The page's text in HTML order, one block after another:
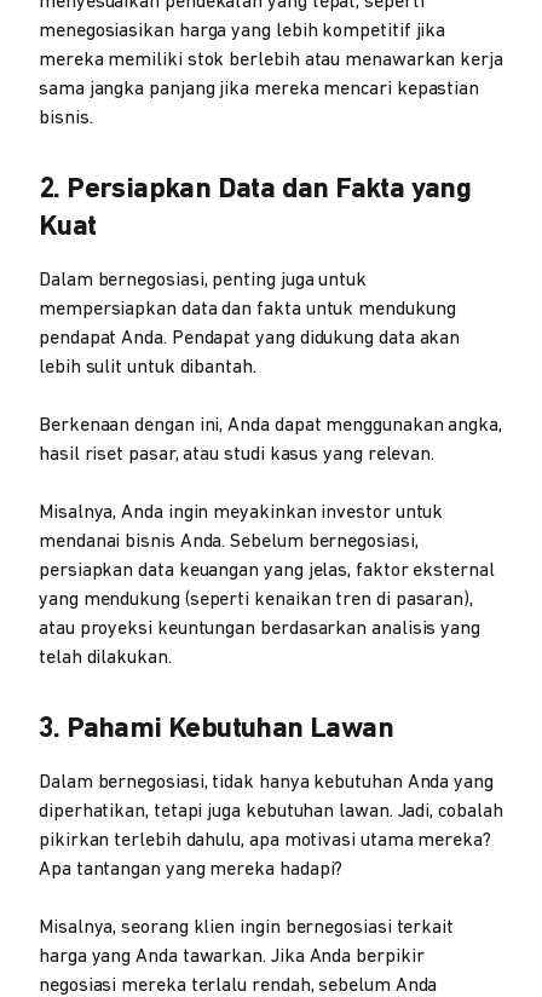
menegosiasikan harga yang lebih kompetitif jika
mereka memiliki stok berlebih atau menawarkan kerja
sama jangka panjang jika mereka mencari kepastian
bisnis.
2. Persiapkan Data dan Fakta yang
Kuat
Dalam bernegosiasi, penting juga untuk
mempersiapkan data dan fakta untuk mendukung
pendapat Anda. Pendapat yang didukung data akan
lebih sulit untuk dibantah.
Berkenaan dengan ini, Anda dapat menggunakan angka,
hasil riset pasar, atau studi kasus yang relevan.
Misalnya, Anda ingin meyakinkan investor untuk
mendanai bisnis Anda. Sebelum bernegosiasi,
persiapkan data keuangan yang jelas, faktor eksternal
yang mendukung (seperti kenaikan tren di pasaran),
atau proyeksi keuntungan berdasarkan analisis yang
telah dilakukan.
3. Pahami Kebutuhan Lawan
Dalam bernegosiasi, tidak hanya kebutuhan Anda yang
diperhatikan, tetapi juga kebutuhan lawan. Jadi, cobalah
pikirkan terlebih dahulu, apa motivasi utama mereka?
Apa tantangan yang mereka hadapi?
Misalnya, seorang klien ingin bernegosiasi terkait
harga yang Anda tawarkan. Jika Anda berpikir
negosiasi mereka terlalu rendah, sebelum Anda